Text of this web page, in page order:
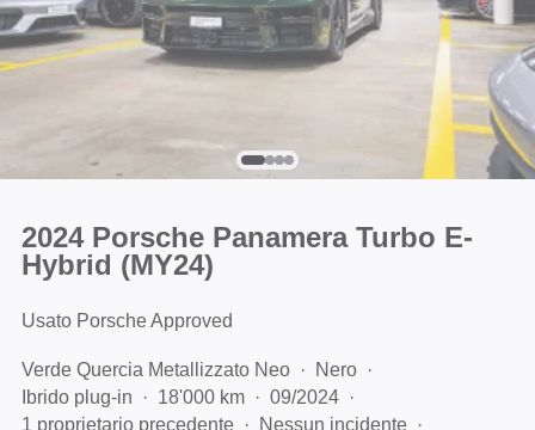
2024 Porsche Panamera Turbo E-
Hybrid (MY24)
Usato Porsche Approved
Verde Quercia Metallizzato Neo
Nero
Ibrido plug-in
18'000 km
09/2024
1 proprietario precedente
Nessun incidente